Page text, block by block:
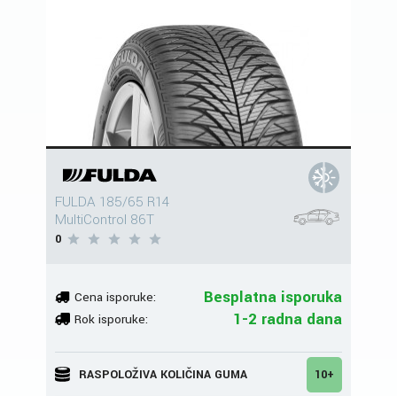
FULDA 185/65 R14
MultiControl 86T
0
Cena isporuke: Besplatna isporuka
Rok isporuke: 1-2 radna dana
RASPOLOŽIVA KOLIČINA GUMA 10+